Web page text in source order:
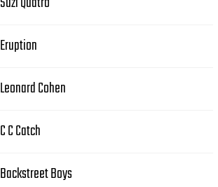
Eruption
Leonard Cohen
C C Catch
Backstreet Boys